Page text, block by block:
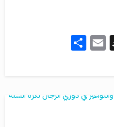
Snapchat
Email